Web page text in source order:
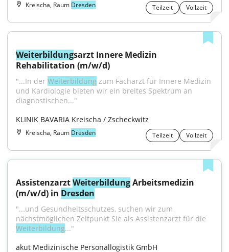
Kreischa, Raum Dresden Teilzeit Vollzeit
Weiterbildungsarzt Innere Medizin
Rehabilitation (m/w/d)
"...In der Weiterbildung zum Facharzt für Innere Medizin
und Kardiologie bieten wir ein breites Spektrum an
diagnostischen..."
KLINIK BAVARIA Kreischa / Zscheckwitz
Kreischa, Raum Dresden Teilzeit Vollzeit
Assistenzarzt Weiterbildung Arbeitsmedizin
(m/w/d) in Dresden
"...und Gesundheitsschutzes, suchen wir zum
Weiterbildung..."
akut Medizinische Personallogistik GmbH